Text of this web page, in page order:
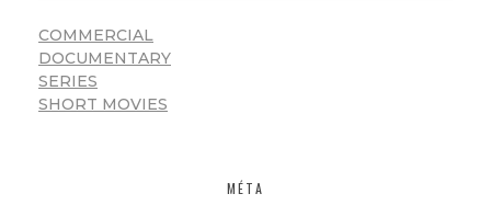
COMMERCIAL
DOCUMENTARY
SERIES
SHORT MOVIES
MÉTA